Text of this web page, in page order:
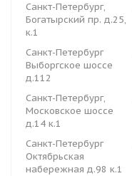
Санкт-Петербург,
Богатырский пр. д.25,
к.1
Санкт-Петербург
Выборгское шоссе
д.112
Санкт-Петербург,
Московское шоссе
д.14 к.1
Санкт-Петербург
Октябрьская
набережная д.98 к.1